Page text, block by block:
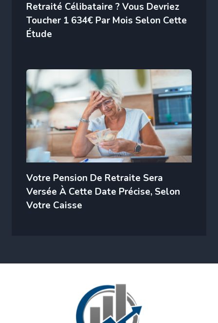
Retraité Célibataire ? Vous Devriez
Toucher 1 634€ Par Mois Selon Cette
Étude
Votre Pension De Retraite Sera
Versée À Cette Date Précise, Selon
Votre Caisse